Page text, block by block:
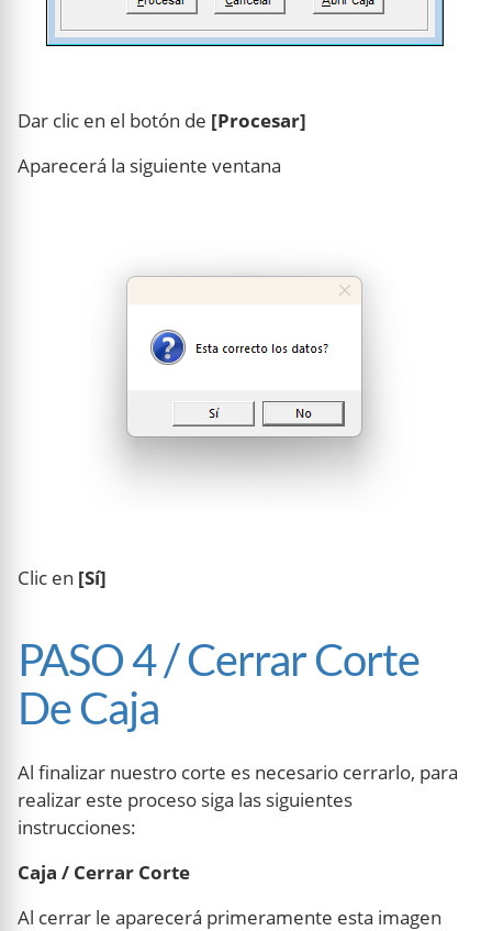
Dar clic en el botón de [Procesar]
Aparecerá la siguiente ventana
Clic en [Sí]
PASO 4 / Cerrar Corte
De Caja
Al finalizar nuestro corte es necesario cerrarlo, para
realizar este proceso siga las siguientes
instrucciones:
Caja / Cerrar Corte
Al cerrar le aparecerá primeramente esta imagen